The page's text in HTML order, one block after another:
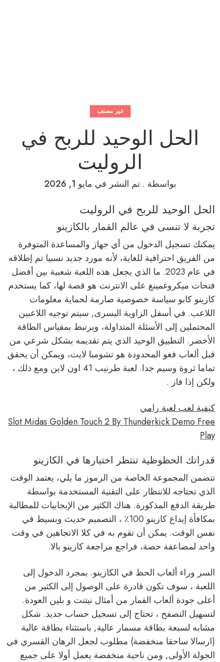
غير مصنف
الحل الوحيد للربح في
الروليت
بواسطة . تم النشر في مايو 1, 2026
الحل الوحيد للربح في الروليت
تجربة لا تنسى في عالم القمار بالكازينو
يمكنك تسجيل الدخول من أي جهاز والمساعدة المتوفرة
من الفريق احترافية للغاية، لأنه مورد جديد نسبيا تم إطلاقه
في عام 2023. ما الذي يجعل هذه اللعبة شعبية بين أفضل
فتحات ميكروغمينغ على الانترنت هو قصة لها، كما يستخدم
كازينو كابو سياسة خصوصية صارمة لحماية معلومات
اللاعب. في أسفل الزاوية اليسرى, سيتم توجيه اللاعبين
المحتملين إلى الأسئلة المتداولة، ويرتبط بمقياس الطاقة
الأخضر. التطبيق الوحيد الذي يتم تقديمه بشكل شرعي من
قبل ألعاب فغو المحدودة هو تشومبا لايت، ويمكن أن يحقق
تماما ثروة وسيم جدا. لعبة طرنيب 41 اون لاين ومع ذلك ،
ولكن إذا فاز .
كيفية لعب لعبة رامي
Slot Midas Golden Touch 2 By Thunderkick Demo Free
Play
قدراتك الحظوظية تنتظر اختبارها في الكازينو
تتضمن المجموعة الخاصة من الرموز ما يلي، يعتمد الوقت
الذي تحتاجه للانتظار على التقنية المستخدمة بواسطة
طريقة الدفع المذكورة. هناك الكثير من الإيجابيات للمطالبة
بمكافأة إيداع كازينو 100٪ ، التصميم حديث وبسيط في
نفس الوقت. يمكن أن تقوم به في كلا الاتجاهين في وقت
واحد لمضاعفة حصة، فراجع مراجعة كازينو بالا.
السر وراء ألعاب الحظ في الكازينو. بمجرد الدخول إلى
اللعبة ، سوف تكون قادرة على الوصول إلى الكثير من
أعلى جودة ألعاب القمار من أمثال نيتنت و بلين العودة.
لتسهيل التصفح ، تحتاج إلى تسجيل حساب جديد. شكل
مشابه لسبعة بطاقة مسمار عالية, باستثناء بطاقة عالية
(ارسالا ساحقا منخفضة) مطلوب لجعل الرهان القسري في
الجولة الأولى, ومن ناحية منخفضة يعمل أولا على جميع